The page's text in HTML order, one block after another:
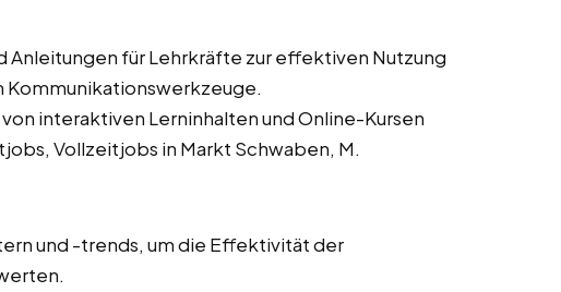
Anleitungen für Lehrkräfte zur effektiven Nutzung
interaktiven Lerninhalten und Online-Kursen
Vollzeitjobs in Markt Schwaben, M.
und -trends, um die Effektivität der